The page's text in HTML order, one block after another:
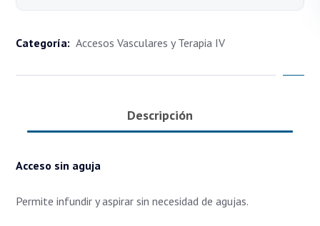
Categoría: Accesos Vasculares y Terapia IV
Descripción
Acceso sin aguja
Permite infundir y aspirar sin necesidad de agujas.